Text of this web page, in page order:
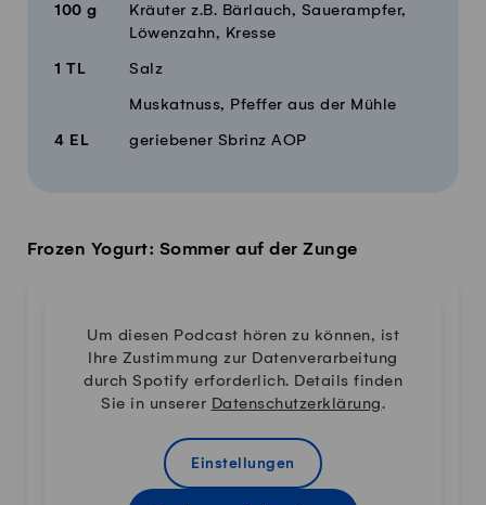
100 g
Kräuter z.B. Bärlauch, Sauerampfer,
Löwenzahn, Kresse
1 TL Salz
Muskatnuss, Pfeffer aus der Mühle
4 EL geriebener Sbrinz AOP
Frozen Yogurt: Sommer auf der Zunge
Um diesen Podcast hören zu können, ist
Ihre Zustimmung zur Datenverarbeitung
durch Spotify erforderlich. Details finden
Sie in unserer Datenschutzerklärung.
Einstellungen